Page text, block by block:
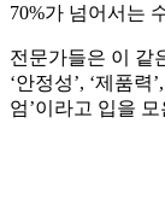
70%가 넘어서는
전문가들은 이 같
‘안정성’, ‘제품력
엄’이라고 입을 모